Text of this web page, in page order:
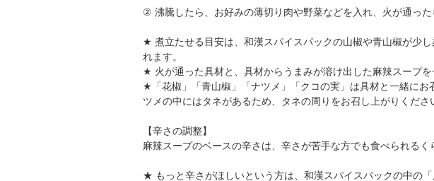
② 沸騰したら、お好みの薄切り肉や野菜などを入れ、火が通った
★ 煮立たせる目安は、和漢スパイスパックの山椒や青山椒が少
れます。
★ 火が通った具材と、具材からうまみが溶け出した麻辣スープを
★「花椒」「青山椒」「ナツメ」「クコの実」は具材と一緒に
ツメの中にはタネがあるため、タネの周りをお召し上がりくださ
【辛さの調整】
麻辣スープのベースの辛さは、辛さが苦手な方でも食べられる
★ もっと辛さがほしいという方は、和漢スパイスパックの中の